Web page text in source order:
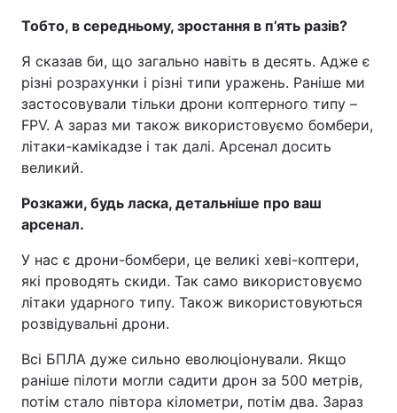
Тобто, в середньому, зростання в п’ять разів?
Я сказав би, що загально навіть в десять. Адже є
різні розрахунки і різні типи уражень. Раніше ми
застосовували тільки дрони коптерного типу –
FPV. А зараз ми також використовуємо бомбери,
літаки-камікадзе і так далі. Арсенал досить
великий.
Розкажи, будь ласка, детальніше про ваш
арсенал.
У нас є дрони-бомбери, це великі хеві-коптери,
які проводять скиди. Так само використовуємо
літаки ударного типу. Також використовуються
розвідувальні дрони.
Всі БПЛА дуже сильно еволюціонували. Якщо
раніше пілоти могли садити дрон за 500 метрів,
потім стало півтора кілометри, потім два. Зараз